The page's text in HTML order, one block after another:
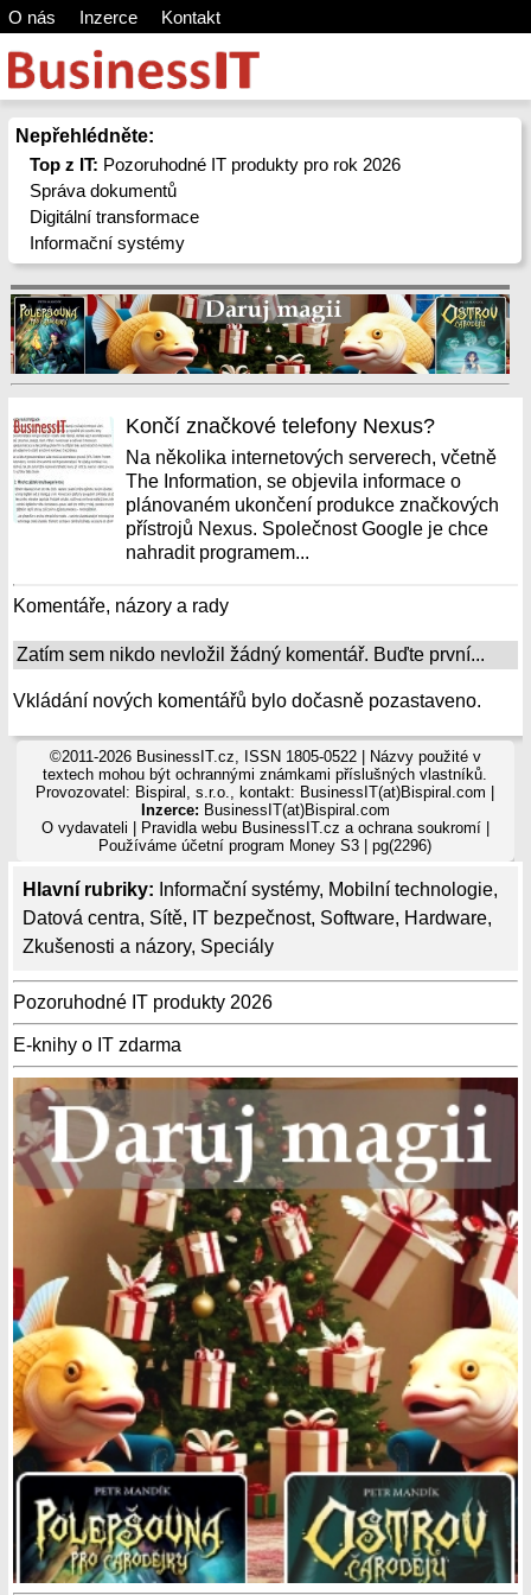
O nás Inzerce Kontakt
Nepřehlédněte:
Top z IT: Pozoruhodné IT produkty pro rok 2026
Správa dokumentů
Digitální transformace
Informační systémy
Hlavní rubriky: Informační systémy, Mobilní technologie,
Datová centra, Sítě, IT bezpečnost, Software, Hardware,
Zkušenosti a názory, Speciály
Pozoruhodné IT produkty 2026
E-knihy o IT zdarma
Končí značkové telefony Nexus?
Na několika internetových serverech, včetně
The Information, se objevila informace o
plánovaném ukončení produkce značkových
přístrojů Nexus. Společnost Google je chce
nahradit programem...
Komentáře, názory a rady
Zatím sem nikdo nevložil žádný komentář. Buďte první...
Vkládání nových komentářů bylo dočasně pozastaveno.
©2011-2026 BusinessIT.cz, ISSN 1805-0522 | Názvy použité v
textech mohou být ochrannými známkami příslušných vlastníků.
Provozovatel: Bispiral, s.r.o., kontakt: BusinessIT(at)Bispiral.com |
Inzerce: BusinessIT(at)Bispiral.com
O vydavateli
Pravidla webu BusinessIT.cz a ochrana soukromí|
Používámeúčetní program Money S3 | pg(2296)